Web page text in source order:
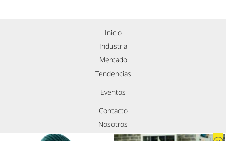
Inicio
Industria
Mercado
Tendencias
Eventos
Contacto
Nosotros
Política de privacidad